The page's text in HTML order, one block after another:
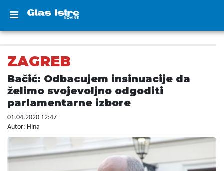
ZAGREB
Bačić: Odbacujem insinuacije da
želimo svojevoljno odgoditi
parlamentarne izbore
01.04.2020 12:47
Autor: Hina